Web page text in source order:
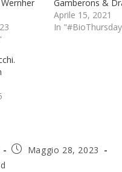
Gamberons &
Aprile 15, 2021
In
Maggio 28, 2023